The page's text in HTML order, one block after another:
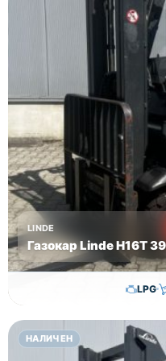
LINDE
Газокар Linde H16T
LPG
Височина Година
НАЛИЧЕН